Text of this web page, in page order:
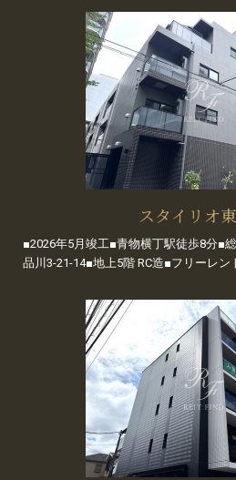
スタイリオ
■2026年5月竣工■青物横丁駅徒歩8分■
品川3-21-14■地上5階 RC造■フリーレン